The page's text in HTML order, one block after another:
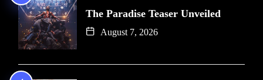
The Paradise Teaser Unveiled
August 7, 2026